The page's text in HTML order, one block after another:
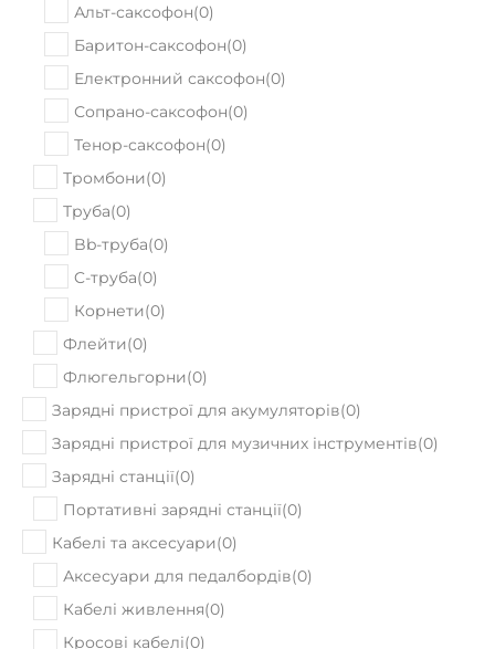
Альт-саксофон(0)
Баритон-саксофон(0)
Електронний саксофон(0)
Сопрано-саксофон(0)
Тенор-саксофон(0)
Тромбони(0)
Труба(0)
Bb-труба(0)
C-труба(0)
Корнети(0)
Флейти(0)
Флюгельгорни(0)
Зарядні пристрої для акумуляторів(0)
Зарядні пристрої для музичних інструментів(0)
Зарядні станції(0)
Портативні зарядні станції(0)
Кабелі та аксесуари(0)
Аксесуари для педалбордів(0)
Кабелі живлення(0)
Кросові кабелі(0)